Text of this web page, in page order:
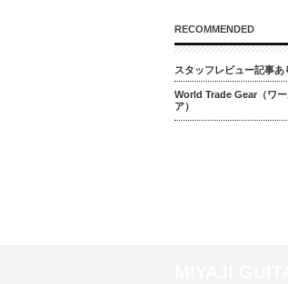
RECOMMENDED
スタッフレビュー記事あ
World Trade Gear（ワ
ア）